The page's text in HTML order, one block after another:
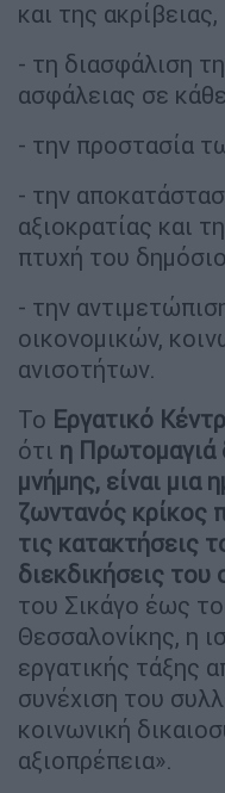
και της ακρίβειας,
- τη διασφάλιση
ασφάλειας σε
- την προστασία
- την
αξιοκρατίας και
πτυχή του
- την
οικονομικών,
ανισοτήτων.
Το Εργατικό
ότι η Πρωτομαγιά
μνήμης, είναι μια
ζωντανός κρίκος
τις κατακτήσεις
διεκδικήσεις του
του Σικάγο έως
Θεσσαλονίκης, η
εργατικής τάξης
συνέχιση του
κοινωνική
αξιοπρέπεια».